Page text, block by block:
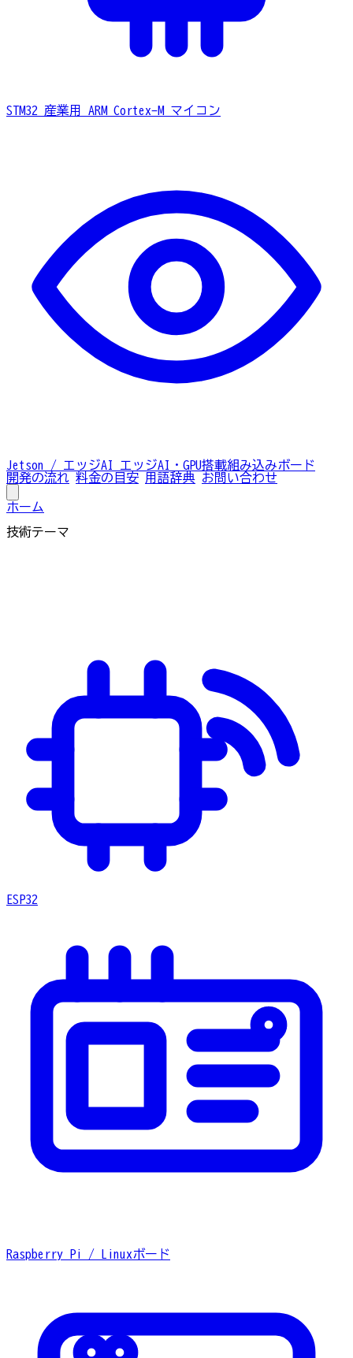
STM32 産業用 ARM Cortex-M マイコン
Jetson / エッジAI
エッジAI・GPU搭載組み込みボード
開発の流れ 料金の目安 用語辞典 お問い合わせ
ホーム
技術テーマ
ESP32
Raspberry Pi / Linuxボード